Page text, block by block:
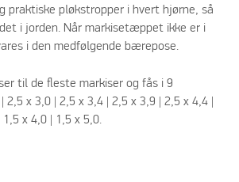
praktiske pløkstropper i hvert hjørne, så
i jorden. Når markisetæppet ikke er i
i den medfølgende bærepose.
til de fleste markiser og fås i 9
x 3,0 | 2,5 x 3,4 | 2,5 x 3,9 | 2,5 x 4,4 |
x 4,0 | 1,5 x 5,0.